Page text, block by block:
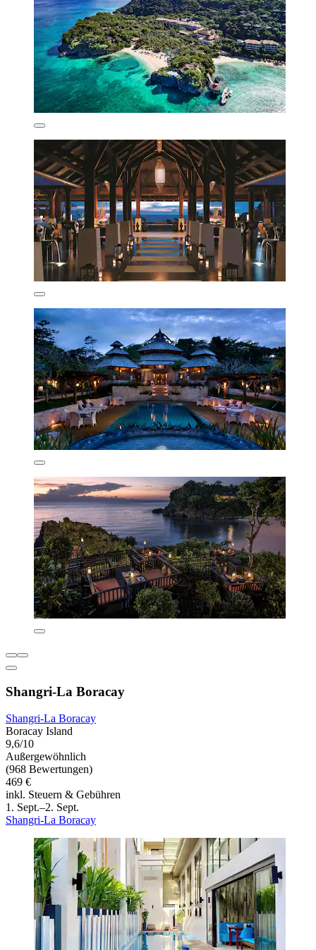
Shangri-La Boracay
Shangri-La Boracay
Boracay Island
9,6/10
Außergewöhnlich
(968 Bewertungen)
469 €
inkl. Steuern & Gebühren
1. Sept.–2. Sept.
Shangri-La Boracay